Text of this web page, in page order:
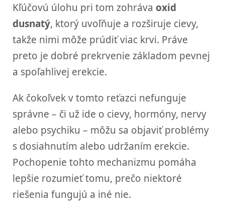
Kľúčovú úlohu pri tom zohráva oxid
dusnatý, ktorý uvoľňuje a rozširuje cievy,
takže nimi môže prúdiť viac krvi. Práve
preto je dobré prekrvenie základom pevnej
a spoľahlivej erekcie.
Ak čokoľvek v tomto reťazci nefunguje
správne – či už ide o cievy, hormóny, nervy
alebo psychiku – môžu sa objaviť problémy
s dosiahnutím alebo udržaním erekcie.
Pochopenie tohto mechanizmu pomáha
lepšie rozumieť tomu, prečo niektoré
riešenia fungujú a iné nie.